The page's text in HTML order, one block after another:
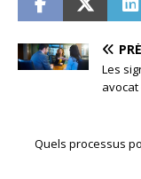
Les
avocat
Quels processus